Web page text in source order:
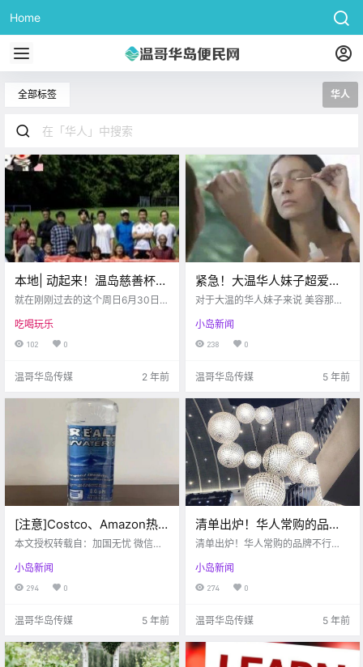
Home
全部标签 华人
本地| 动起来！温岛慈善杯足
球赛圆满结束！社区华人体
就在刚刚过去的这个周日6月30日 N
诗级的进展 由门天佑和柯皓然同学
组织的 温哥华岛慈善杯足球赛取得
吃喝玩乐
102 0
温哥华岛传媒 2 年前
紧急！大温华人妹子超爱用
的睫毛精华可能导致眼瞎！
对于大温的华人妹子来说 美容那是
涂各种精华呀 身体的每一个死角都
要求完美 甚至对睫毛那也是要涂精
小岛新闻
238 0
温哥华岛传媒 5 年前
[注意]Costco、Amazon热
卖的瓶装水致肝衰竭！11人
本文授权转载自：加国无忧 微信
了！ 一款在Costco、Whole Food
s， 以及亚马逊网站上热销的 饮用
水被紧急召回！ 大家千万不要再喝
性水 .
小岛新闻
294 0
温哥华岛传媒 5 年前
清单出炉！华人常购的品牌
不行了，年底前在加拿大关
清单出炉！华人常购的品牌不行
小岛新闻
274 0
温哥华岛传媒 5 年前